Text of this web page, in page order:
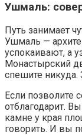
Ушмаль:
Путь занимает
Ушмаль —
успокаивают, а
Монастырский
спешите никуда.
Если позволите
отблагодарит.
камне у края
говорить. И вы